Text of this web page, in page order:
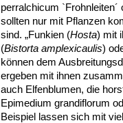
perralchicum
sollten nur mit Pflanzen
sind. „Funkien (Hosta) mit
(Bistorta amplexicaulis)
können dem
ergeben mit ihnen
auch Elfenblumen, die
Epimedium grandiflorum
Beispiel lassen sich mit